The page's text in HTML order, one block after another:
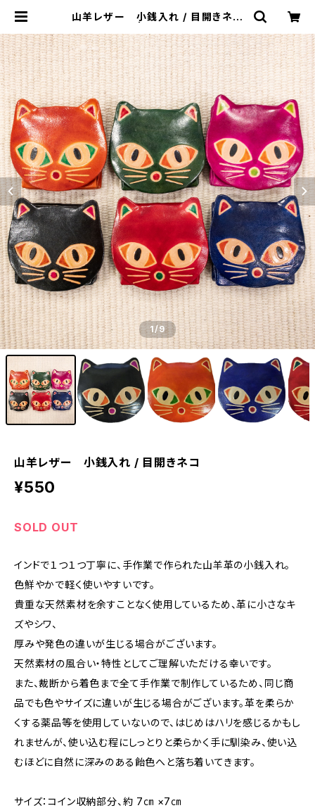
山羊レザー 小銭入れ / 目開きネコ
1/9
山羊レザー 小銭入れ / 目開きネコ
¥550
SOLD OUT
インドで１つ１つ丁寧に、手作業で作られた山羊革の小銭入れ。
色鮮やかで軽く使いやすいです。
貴重な天然素材を余すことなく使用しているため、革に小さなキ
ズやシワ、
厚みや発色の違いが生じる場合がございます。
天然素材の風合い・特性としてご理解いただける幸いです。
また、裁断から着色まで全て手作業で制作しているため、同じ商
品でも色やサイズに違いが生じる場合がございます。革を柔らか
くする薬品等を使用していないので、はじめはハリを感じるかもし
れませんが、使い込む程にしっとりと柔らかく手に馴染み、使い込
むほどに自然に深みのある飴色へと落ち着いてきます。
サイズ：コイン収納部分、約 7㎝ ×7㎝